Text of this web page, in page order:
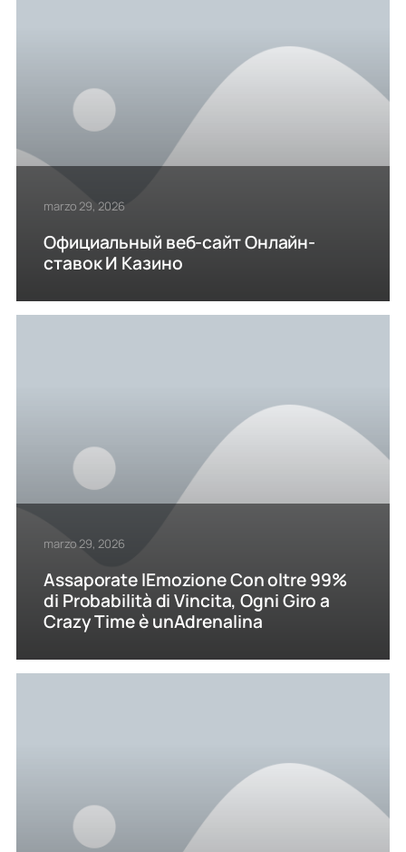
marzo 29, 2026
Официальный веб-сайт Онлайн-
ставок И Казино
marzo 29, 2026
Assaporate lEmozione Con oltre 99%
di Probabilità di Vincita, Ogni Giro a
Crazy Time è unAdrenalina